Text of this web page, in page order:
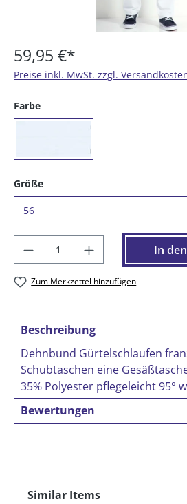
59,95 €*
Preise inkl. MwSt. zzgl.
Farbeauswählen
Größeauswählen
Produkt Anzahl: Gib
In
Zum Merkzettel hinzufügen
Beschreibung
Dehnbund Gürtelschlaufen
Schubtaschen eine
35% Polyester pflegeleicht 95°
Bewertungen
Produktgalerie überspringen
Similar Items